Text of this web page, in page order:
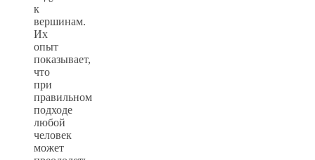
к
вершинам.
Их
опыт
показывает,
что
при
правильном
подходе
любой
человек
может